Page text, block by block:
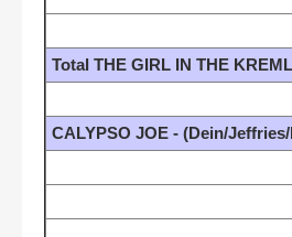
Total THE GIRL IN THE
CALYPSO JOE - (Dein/